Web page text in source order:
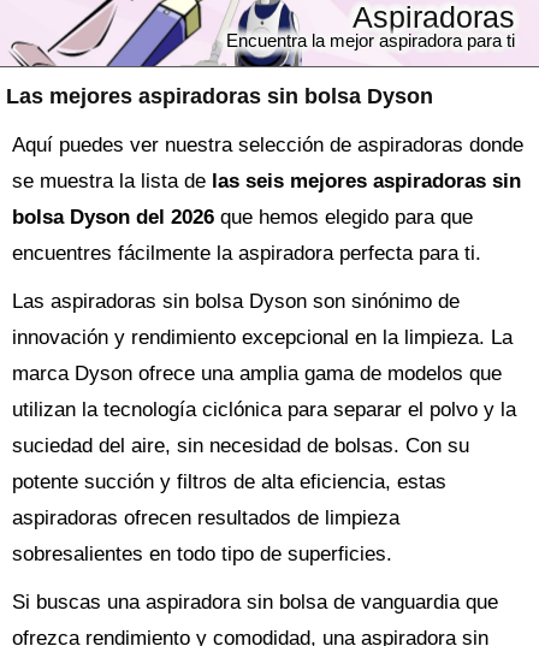
Las mejores aspiradoras sin bolsa Dyson
Aspiradoras
Encuentra la mejor aspiradora para ti
Aquí puedes ver nuestra selección de aspiradoras donde
se muestra la lista de las seis mejores aspiradoras sin
bolsa Dyson del 2026 que hemos elegido para que
encuentres fácilmente la aspiradora perfecta para ti.
Las aspiradoras sin bolsa Dyson son sinónimo de
innovación y rendimiento excepcional en la limpieza. La
marca Dyson ofrece una amplia gama de modelos que
utilizan la tecnología ciclónica para separar el polvo y la
suciedad del aire, sin necesidad de bolsas. Con su
potente succión y filtros de alta eficiencia, estas
aspiradoras ofrecen resultados de limpieza
sobresalientes en todo tipo de superficies.
Si buscas una aspiradora sin bolsa de vanguardia que
ofrezca rendimiento y comodidad, una aspiradora sin